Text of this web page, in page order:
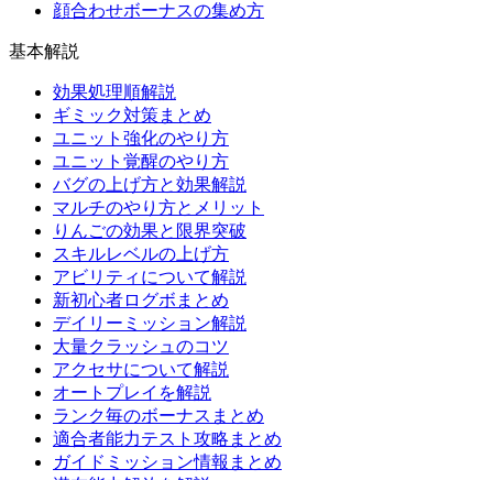
顔合わせボーナスの集め方
基本解説
効果処理順解説
ギミック対策まとめ
ユニット強化のやり方
ユニット覚醒のやり方
バグの上げ方と効果解説
マルチのやり方とメリット
りんごの効果と限界突破
スキルレベルの上げ方
アビリティについて解説
新初心者ログボまとめ
デイリーミッション解説
大量クラッシュのコツ
アクセサについて解説
オートプレイを解説
ランク毎のボーナスまとめ
適合者能力テスト攻略まとめ
ガイドミッション情報まとめ